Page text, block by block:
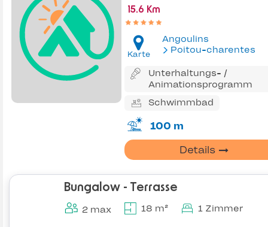
15.6 Km
Karte
Angoulins
Poitou-charentes
Unterhaltungs- /
Animationsprogramm
Schwimmbad
100 m
Details
Bungalow - Terrasse
2 max 18 m² 1 Zimmer